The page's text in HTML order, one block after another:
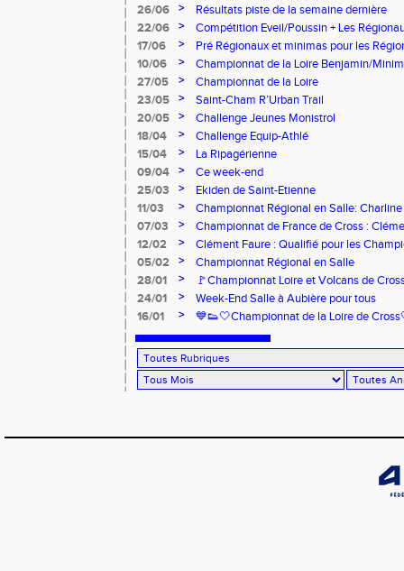
26/06
>
Résultats piste de la semaine dernière
22/06
>
Compétition Eveil/Poussin + Les
17/06
>
Pré Régionaux et minimas pour les
10/06
>
Championnat de la Loire Benjamin/
27/05
>
Championnat de la Loire
23/05
>
Saint-Cham R’Urban Trail
20/05
>
Challenge Jeunes Monistrol
18/04
>
Challenge Equip-Athlé
15/04
>
La Ripagérienne
09/04
>
Ce week-end
25/03
>
Ekiden de Saint-Etienne
11/03
>
Championnat Régional en Salle:
07/03
>
Championnat de France de Cross :
12/02
>
Clément Faure : Qualifié pour les
05/02
>
Championnat Régional en Salle
28/01
>
🚩Championnat Loire et Volcans de
24/01
>
Week-End Salle à Aubière pour tous
16/01
> 💙👟🤍Championnat de la Loire de